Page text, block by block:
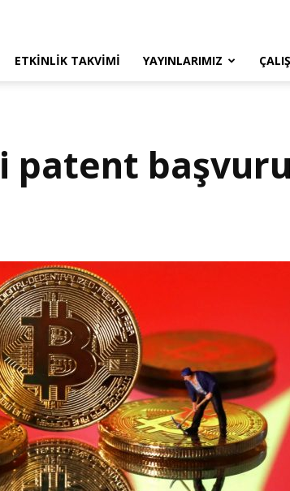
ETKINLIK TAKVIMI YAYINLARIMIZ
patent